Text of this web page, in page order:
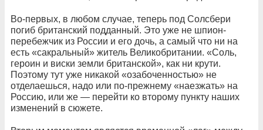
Во-первых, в любом случае, теперь под Солсбери
погиб британский подданный. Это уже не шпион-
перебежчик из России и его дочь, а самый что ни на
есть «сакральный» житель Великобритании. «Соль,
героин и виски земли британской», как ни крути.
Поэтому тут уже никакой «озабоченностью» не
отделаешься, надо или по-прежнему «наезжать» на
Россию, или же — перейти ко второму пункту наших
изменений в сюжете.